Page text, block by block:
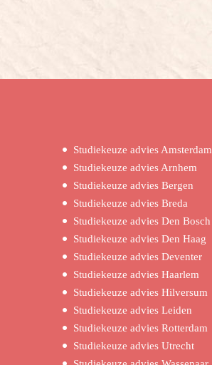
Studiekeuze advies Amsterdam
Studiekeuze advies Arnhem
Studiekeuze advies Bergen
Studiekeuze advies Breda
Studiekeuze advies Den Bosch
Studiekeuze advies Den Haag
Studiekeuze advies Deventer
Studiekeuze advies Haarlem
Studiekeuze advies Hilversum
Studiekeuze advies Leiden
Studiekeuze advies Rotterdam
Studiekeuze advies Utrecht